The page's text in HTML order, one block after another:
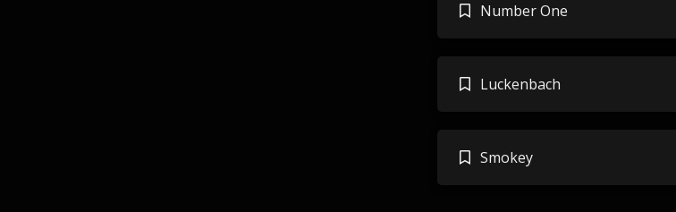
Number One
Luckenbach
Smokey